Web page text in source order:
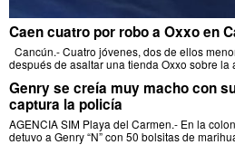
Caen cuatro por robo a Oxxo en
Cancún.- Cuatro jóvenes, dos de ellos
después de asaltar una tienda Oxxo sobre
Genry se creía muy macho con
captura la policía
AGENCIA SIM Playa del Carmen.- En la
detuvo a Genry “N” con 50 bolsitas de